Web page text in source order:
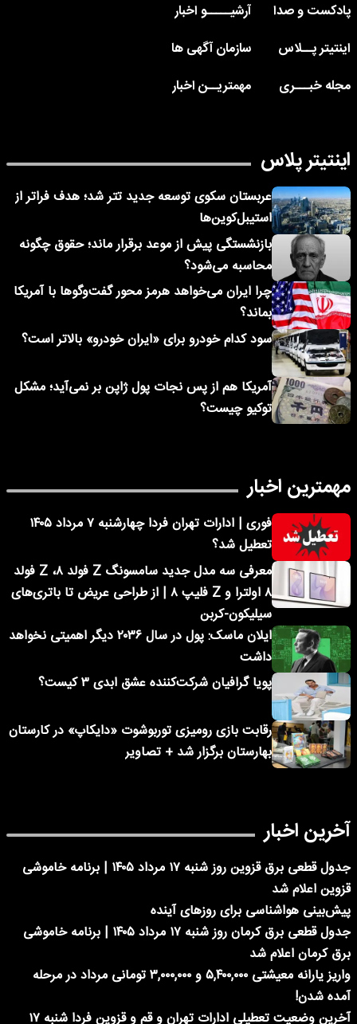
پادکست و صدا
آرشیـــــو اخبار
اینتیتر پــلاس
سازمان آگهی ها
مجله خبـــری
مهمتریــن اخبار
اینتیتر پلاس
عربستان سکوی توسعه جدید تتر شد؛ هدف فراتر از
استیبل‌کوین‌ها
بازنشستگی پیش از موعد برقرار ماند؛ حقوق چگونه
محاسبه می‌شود؟
چرا ایران می‌خواهد هرمز محور گفت‌وگوها با آمریکا
بماند؟
سود کدام خودرو برای «ایران خودرو» بالاتر است؟
آمریکا هم از پس نجات پول ژاپن بر نمی‌آید؛ مشکل
توکیو چیست؟
مهمترین اخبار
فوری | ادارات تهران فردا چهارشنبه ۷ مرداد ۱۴۰۵
تعطیل شد؟
معرفی سه مدل جدید سامسونگ Z فولد ۸، Z فولد
۸ اولترا و Z فلیپ ۸ | از طراحی عریض تا باتری‌های
سیلیکون-کربن
ایلان ماسک: پول در سال ۲۰۳۶ دیگر اهمیتی نخواهد
داشت
پویا گرافیان شرکت‌کننده عشق ابدی ۳ کیست؟
رقابت بازی رومیزی توربوشوت «دایکاپ» در کارستان
بهارستان برگزار شد + تصاویر
آخرین اخبار
جدول قطعی برق قزوین روز شنبه ۱۷ مرداد ۱۴۰۵ | برنامه خاموشی
قزوین اعلام شد
پیش‌بینی هواشناسی برای روزهای آینده
جدول قطعی برق کرمان روز شنبه ۱۷ مرداد ۱۴۰۵ | برنامه خاموشی
برق کرمان اعلام شد
واریز یارانه معیشتی ۵,۴۰۰,۰۰۰ و ۳,۰۰۰,۰۰۰ تومانی مرداد در مرحله
آمده شدن!
آخرین وضعیت تعطیلی ادارات تهران و قم و قزوین فردا شنبه ۱۷